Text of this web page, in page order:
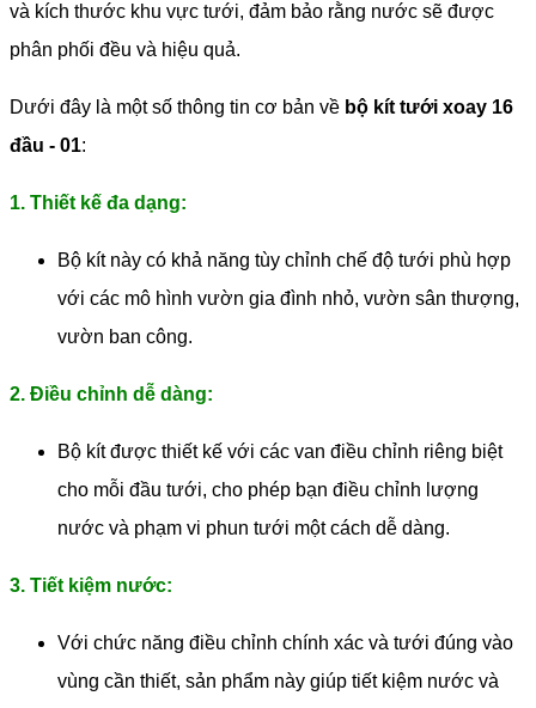
và kích thước khu vực tưới, đảm bảo rằng nước sẽ được
phân phối đều và hiệu quả.
Dưới đây là một số thông tin cơ bản về bộ kít tưới xoay 16
đầu - 01:
1. Thiết kế đa dạng:
Bộ kít này có khả năng tùy chỉnh chế độ tưới phù hợp
với các mô hình vườn gia đình nhỏ, vườn sân thượng,
vườn ban công.
2. Điều chỉnh dễ dàng:
Bộ kít được thiết kế với các van điều chỉnh riêng biệt
cho mỗi đầu tưới, cho phép bạn điều chỉnh lượng
nước và phạm vi phun tưới một cách dễ dàng.
3. Tiết kiệm nước:
Với chức năng điều chỉnh chính xác và tưới đúng vào
vùng cần thiết, sản phẩm này giúp tiết kiệm nước và